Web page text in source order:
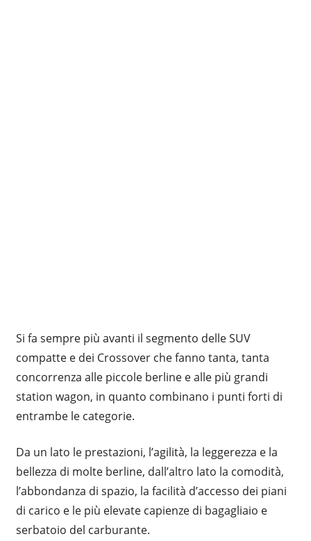
Si fa sempre più avanti il segmento delle SUV
compatte e dei Crossover che fanno tanta, tanta
concorrenza alle piccole berline e alle più grandi
station wagon, in quanto combinano i punti forti di
entrambe le categorie.
Da un lato le prestazioni, l’agilità, la leggerezza e la
bellezza di molte berline, dall’altro lato la comodità,
l’abbondanza di spazio, la facilità d’accesso dei piani
di carico e le più elevate capienze di bagagliaio e
serbatoio del carburante.